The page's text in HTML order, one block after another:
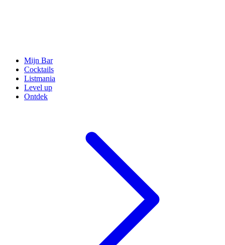
Mijn Bar
Cocktails
Listmania
Level up
Ontdek